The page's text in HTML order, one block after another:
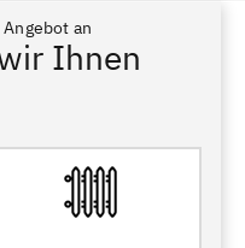
an
Ihnen